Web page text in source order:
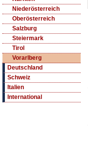
Niederösterreich
Oberösterreich
Salzburg
Steiermark
Tirol
Vorarlberg
Deutschland
Schweiz
Italien
International